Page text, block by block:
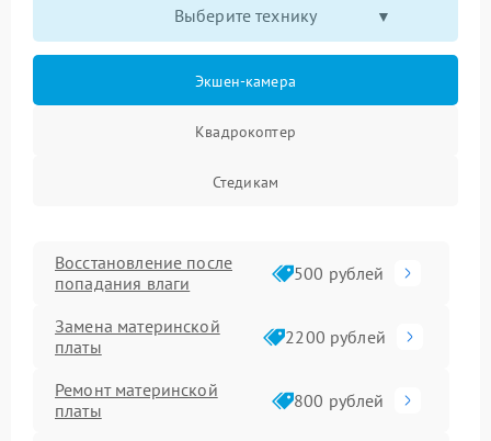
Выберите технику
Экшен-камера
Квадрокоптер
Стедикам
Восстановление после
попадания влаги
500 рублей
Замена материнской
платы
2200 рублей
Ремонт материнской
платы
800 рублей